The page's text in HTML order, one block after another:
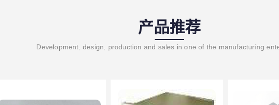
产品推荐
Development, design, production and sales in one of the manufacturing